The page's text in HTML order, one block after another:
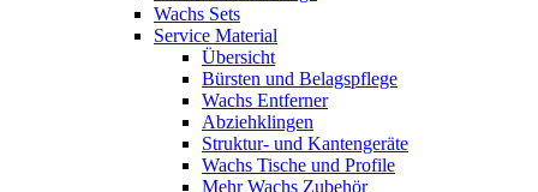
Wachs Sets
Service Material
Übersicht
Bürsten und Belagspflege
Wachs Entferner
Abziehklingen
Struktur- und Kantengeräte
Wachs Tische und Profile
Mehr Wachs Zubehör